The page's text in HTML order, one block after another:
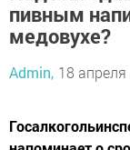
пивным
медовухе?
Admin, 18